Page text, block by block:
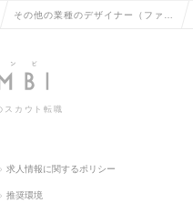
その他の業種のデザイナー（ファッ
職・求人情報一覧
スカウト転職
求人情報に関するポリシー
推奨環境